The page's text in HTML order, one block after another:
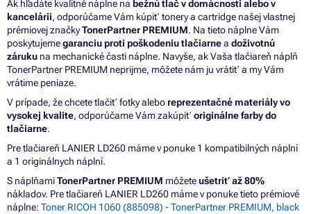
Ak hľadáte kvalitné náplne na bežnú tlač v domácnosti alebo v
kancelárii, odporúčame Vám kúpiť tonery a cartridge našej vlastnej
prémiovej značkyTonerPartner PREMIUM. Na tieto náplne Vám
poskytujemegaranciu proti poškodeniu tlačiarnea doživotnú
záruku na mechanické časti náplne. Navyše, ak Vaša tlačiareň náplň
TonerPartner PREMIUM neprijme, môžete nám ju vrátiť a my Vám
vrátime peniaze.
V prípade, že chcete tlačiť fotky aleboreprezentačné materiály vo
vysokej kvalite, odporúčame Vám zakúpiť originálne farby do
tlačiarne.
Pre tlačiareň LANIER LD260 máme v ponuke 1 kompatibilných náplní
a 1 originálnych náplní.
S náplňamiTonerPartner PREMIUM môžeteušetriť až 80%
nákladov. Pre tlačiareň LANIER LD260 máme v ponuke tieto prémiové
náplne: Toner RICOH 1060 (885098) - TonerPartner PREMIUM, black